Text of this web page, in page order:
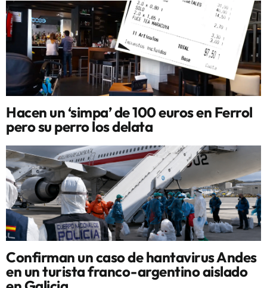
Hacen un ‘simpa’ de 100 euros en Ferrol
pero su perro los delata
Confirman un caso de hantavirus Andes
en un turista franco-argentino aislado